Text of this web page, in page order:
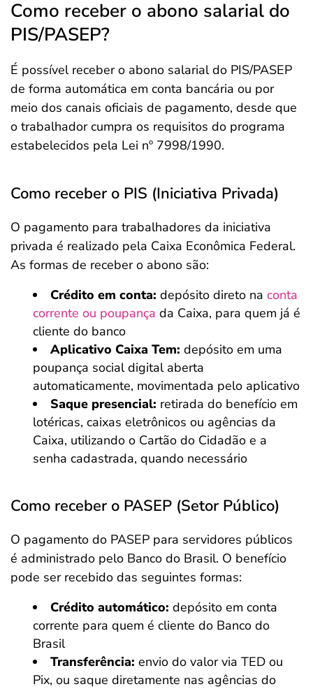
Como receber o abono salarial do
PIS/PASEP?
É possível receber o abono salarial do PIS/PASEP
de forma automática em conta bancária ou por
meio dos canais oficiais de pagamento, desde que
o trabalhador cumpra os requisitos do programa
estabelecidos pela Lei nº 7998/1990.
Como receber o PIS (Iniciativa Privada)
O pagamento para trabalhadores da iniciativa
privada é realizado pela Caixa Econômica Federal.
As formas de receber o abono são:
Crédito em conta: depósito direto na conta
corrente ou poupança da Caixa, para quem já é
cliente do banco
Aplicativo Caixa Tem: depósito em uma
poupança social digital aberta
automaticamente, movimentada pelo aplicativo
Saque presencial: retirada do benefício em
lotéricas, caixas eletrônicos ou agências da
Caixa, utilizando o Cartão do Cidadão e a
senha cadastrada, quando necessário
Como receber o PASEP (Setor Público)
O pagamento do PASEP para servidores públicos
é administrado pelo Banco do Brasil. O benefício
pode ser recebido das seguintes formas:
Crédito automático: depósito em conta
corrente para quem é cliente do Banco do
Brasil
Transferência: envio do valor via TED ou
Pix, ou saque diretamente nas agências do